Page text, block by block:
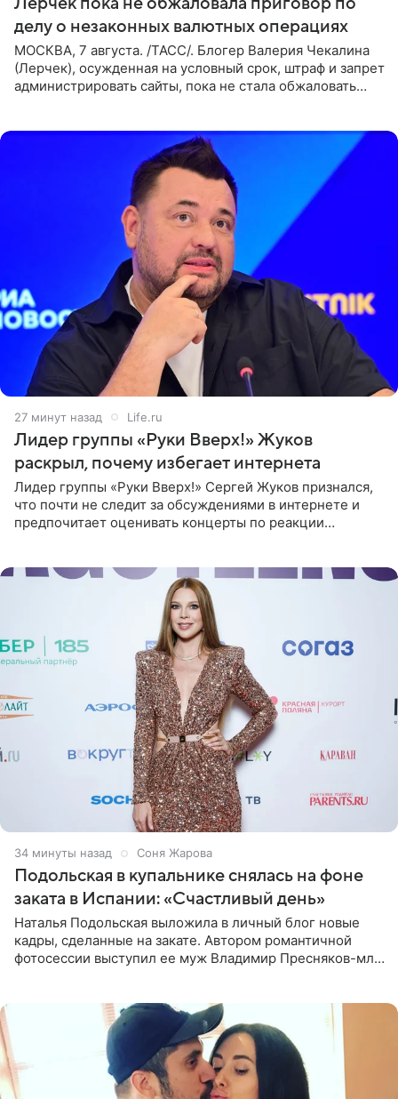
делу о незаконных валютных операциях
МОСКВА, 7 августа. /ТАСС/. Блогер Валерия Чекалина
(Лерчек), осужденная на условный срок, штраф и запрет
администрировать сайты, пока не стала обжаловать
27 минут назад Life.ru
Лидер группы «Руки Вверх!» Жуков
раскрыл, почему избегает интернета
Лидер группы «Руки Вверх!» Сергей Жуков признался,
что почти не следит за обсуждениями в интернете и
предпочитает оценивать концерты по реакции
34 минуты назад Соня Жарова
Подольская в купальнике снялась на фоне
заката в Испании: «Счастливый день»
Наталья Подольская выложила в личный блог новые
кадры, сделанные на закате. Автором романтичной
фотосессии выступил ее муж Владимир Пресняков-мл.